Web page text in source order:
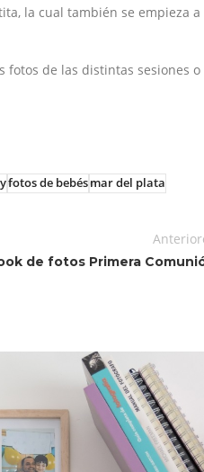
la cual también se empieza a
fotos de las distintas sesiones o
fotos de bebésmar del plata
de fotos Primera